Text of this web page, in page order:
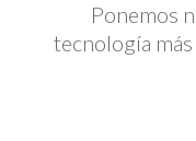
Ponemos
tecnología